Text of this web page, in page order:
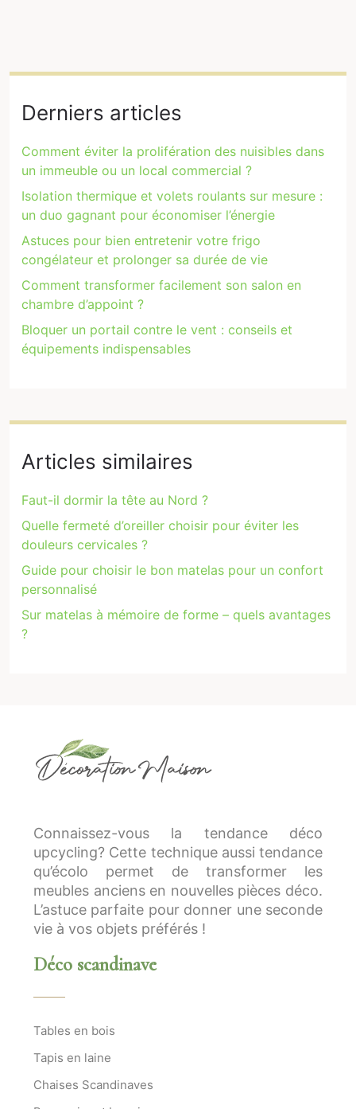
Derniers articles
Comment éviter la prolifération des nuisibles dans
un immeuble ou un local commercial ?
Isolation thermique et volets roulants sur mesure :
un duo gagnant pour économiser l’énergie
Astuces pour bien entretenir votre frigo
congélateur et prolonger sa durée de vie
Comment transformer facilement son salon en
chambre d’appoint ?
Bloquer un portail contre le vent : conseils et
équipements indispensables
Articles similaires
Faut-il dormir la tête au Nord ?
Quelle fermeté d’oreiller choisir pour éviter les
douleurs cervicales ?
Guide pour choisir le bon matelas pour un confort
personnalisé
Sur matelas à mémoire de forme – quels avantages
?
Connaissez-vous la tendance déco
upcycling? Cette technique aussi tendance
qu’écolo permet de transformer les
meubles anciens en nouvelles pièces déco.
L’astuce parfaite pour donner une seconde
vie à vos objets préférés !
Déco scandinave
Tables en bois
Tapis en laine
Chaises Scandinaves